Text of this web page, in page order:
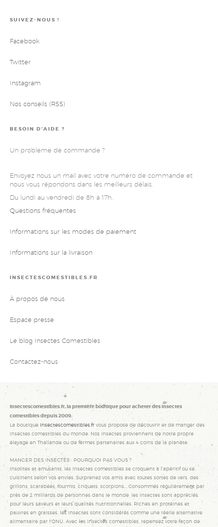
SUIVEZ-NOUS !
Facebook
Twitter
Instagram
Nos conseils (RSS)
BESOIN D’AIDE ?
Un probleme de commande ?
Envoyez nous un mail avec votre numéro de commande et
nous vous répondons dans les meilleurs délais.
Du lundi au vendredi de 8h à 17h.
Questions fréquentes
Informations sur les modes de paiement
Informations sur la livraison
INSECTESCOMESTIBLES.FR
À propos de nous
Espace presse
Le blog Insectes Comestibles
Contactez-nous
Insectescomestibles.fr, la première boutique pour acheter des insectes
comestibles depuis 2009.
La boutique Insectescomestibles.fr vous propose de découvrir et de manger des
insectes comestibles du monde. Nos insectes proviennent de notre propre
élevage en Thaïlande ou de fermes partenaires aux 4 coins de la planète.
MANGER DES INSECTES : POURQUOI PAS VOUS ?
Insolites et amusants, les insectes comestibles se croquent à l'apéritif ou se
cuisinent selon vos envies. Surprenez vos amis avec toutes sortes de vers, des
grillons, scarabées, fourmis, criquets, scorpions... Consommés régulièrement par
près de 2 milliards de personnes dans le monde, les insectes sont appréciés
pour leurs saveurs et leurs qualités nutritionnelles. Riches en protéines et
pauvres en graisses, les insectes sont considérés comme une réelle alternative
alimentaire par l'ONU. Avec les insectes comestibles, repensez votre façon de